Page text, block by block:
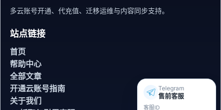
多云账号开通、代充值、迁移运维与内容同步支持。
站点链接
首页
帮助中心
全部文章
开通云账号指南
关于我们
Telegram
售前客服
客服ID